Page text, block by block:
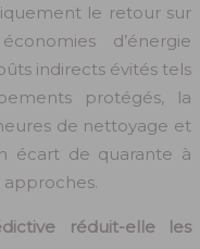
le retour sur
d’énergie
indirects évités tels
protégés, la
de nettoyage et
écart de quarante à
réduit-elle les